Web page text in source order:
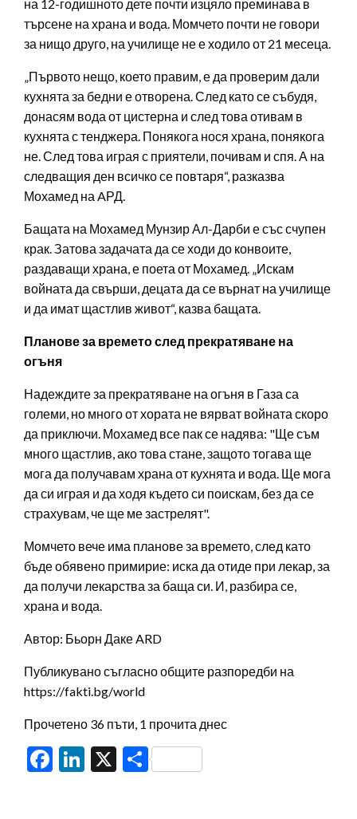
на 12-годишното дете почти изцяло преминава в
търсене на храна и вода. Момчето почти не говори
за нищо друго, на училище не е ходило от 21 месеца.
„Първото нещо, което правим, е да проверим дали
кухнята за бедни е отворена. След като се събудя,
донасям вода от цистерна и след това отивам в
кухнята с тенджера. Понякога нося храна, понякога
не. След това играя с приятели, почивам и спя. А на
следващия ден всичко се повтаря“, разказва
Мохамед на AРД.
Бащата на Мохамед Мунзир Ал-Дарби е със счупен
крак. Затова задачата да се ходи до конвоите,
раздаващи храна, е поета от Мохамед. „Искам
войната да свърши, децата да се върнат на училище
и да имат щастлив живот“, казва бащата.
Планове за времето след прекратяване на
огъня
Надеждите за прекратяване на огъня в Газа са
големи, но много от хората не вярват войната скоро
да приключи. Мохамед все пак се надява: "Ще съм
много щастлив, ако това стане, защото тогава ще
мога да получавам храна от кухнята и вода. Ще мога
да си играя и да ходя където си поискам, без да се
страхувам, че ще ме застрелят".
Момчето вече има планове за времето, след като
бъде обявено примирие: иска да отиде при лекар, за
да получи лекарства за баща си. И, разбира се,
храна и вода.
Автор: Бьорн Даке ARD
Публикувано съгласно общите разпоредби на
https://fakti.bg/world
Прочетено 36 пъти, 1 прочита днес
Facebook
LinkedIn
X Share